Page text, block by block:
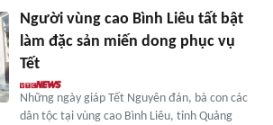
Người vùng cao Bình Liêu tất bật
làm đặc sản miến dong phục vụ
Tết
Những ngày giáp Tết Nguyên đán, bà con các
dân tộc tại vùng cao Bình Liêu, tỉnh Quảng